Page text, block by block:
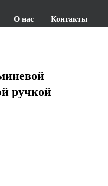
О нас Контакты
ручкой